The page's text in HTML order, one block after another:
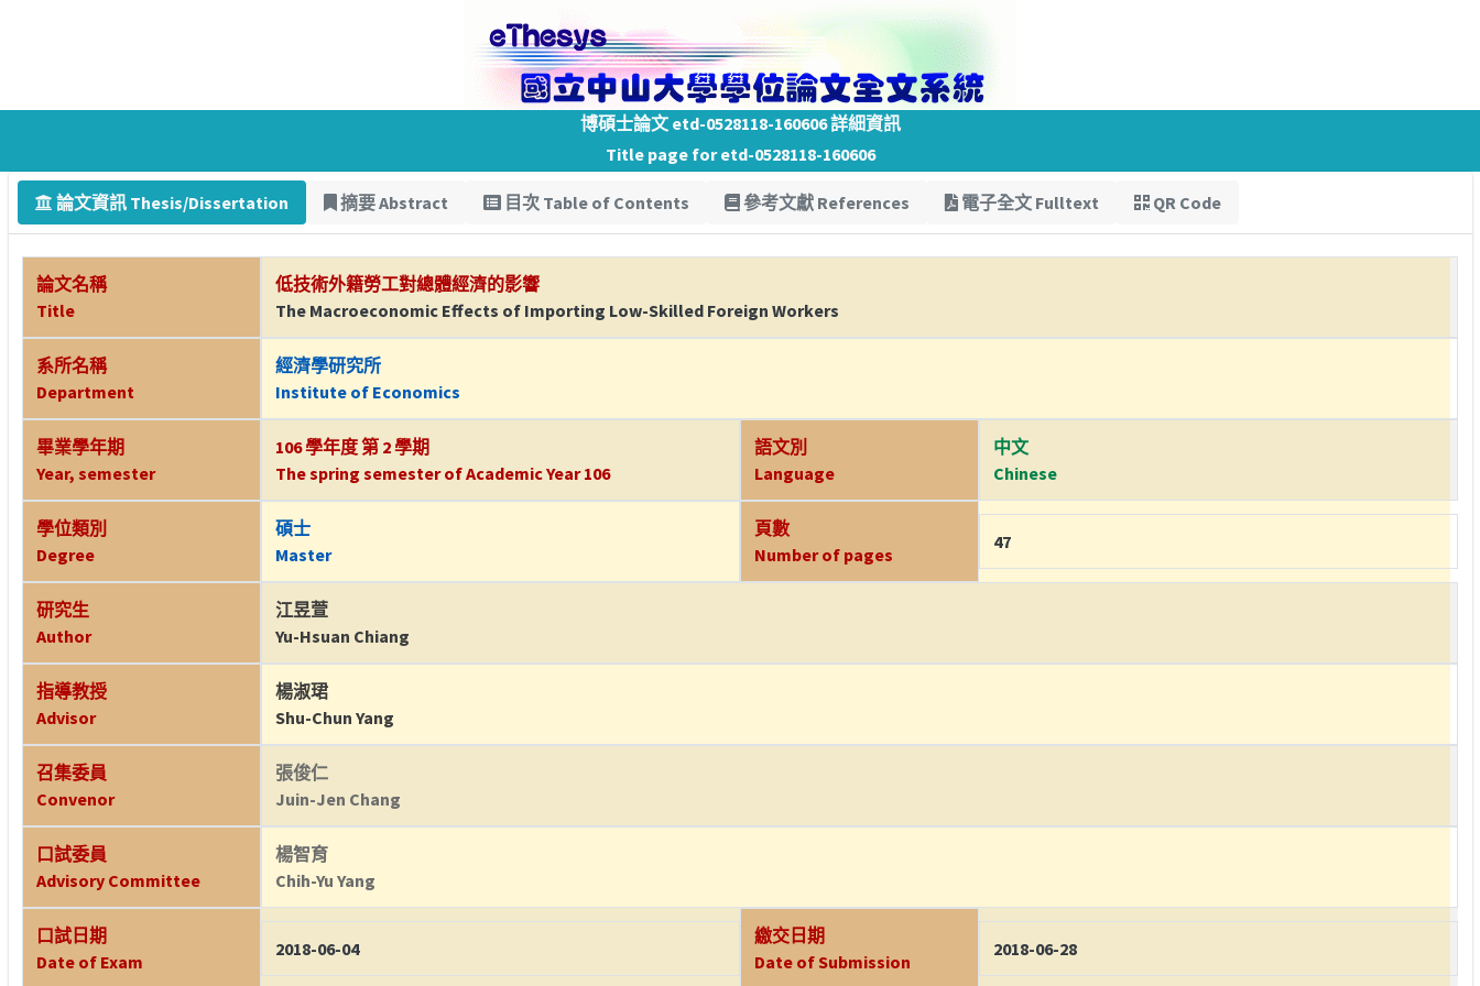
博碩士論文 etd-0528118-160606 詳細資訊
Title page for etd-0528118-160606
論文資訊 Thesis/Dissertation 摘要 Abstract 目次 Table of Contents 參考文獻 References 電子全文 Fulltext QR Code
論文名稱
Title
低技術外籍勞工對總體經濟的影響
The Macroeconomic Effects of Importing Low-Skilled Foreign Workers
系所名稱
Department
經濟學研究所
Institute of Economics
畢業學年期
Year, semester
106 學年度 第 2 學期
The spring semester of Academic Year 106
語文別
Language
中文
Chinese
學位類別
Degree
碩士
Master
頁數
Number of pages
47
研究生
Author
江昱萱
Yu-Hsuan Chiang
指導教授
Advisor
楊淑珺
Shu-Chun Yang
召集委員
Convenor
張俊仁
Juin-Jen Chang
口試委員
Advisory Committee
楊智育
Chih-Yu Yang
口試日期
Date of Exam
2018-06-04
繳交日期
Date of Submission
2018-06-28